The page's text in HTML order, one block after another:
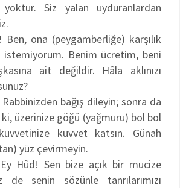
yoktur. Siz yalan uyduranlardan
ona (peygamberliğe) karşılık
Benim ücretim, beni
ait değildir. Hâla aklınızı
bağış dileyin; sonra da
ki, üzerinize göğü (yağmuru) bol bol
kuvvet katsın. Günah
yüz çevirmeyin.
Hûd! Sen bize açık bir mucize
senin sözünle tanrılarımızı